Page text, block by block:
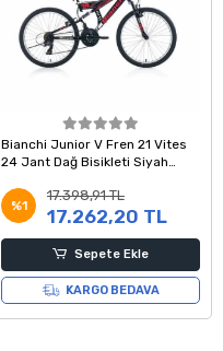
Bianchi Junior V Fren 21 Vites
24 Jant Dağ Bisikleti Siyah
%1
17.398,91 TL
17.262,20 TL
Sepete Ekle
KARGO BEDAVA